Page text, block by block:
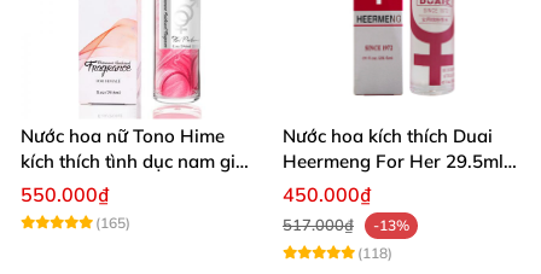
Nước hoa nữ Tono Hime
kích thích tình dục nam giới
cực mạnh không mùi
550.000₫
(165)
Nước hoa kích thích Duai
Heermeng For Her 29.5ml
Hương thơm quyến rũ
450.000₫
517.000₫
-13%
(118)